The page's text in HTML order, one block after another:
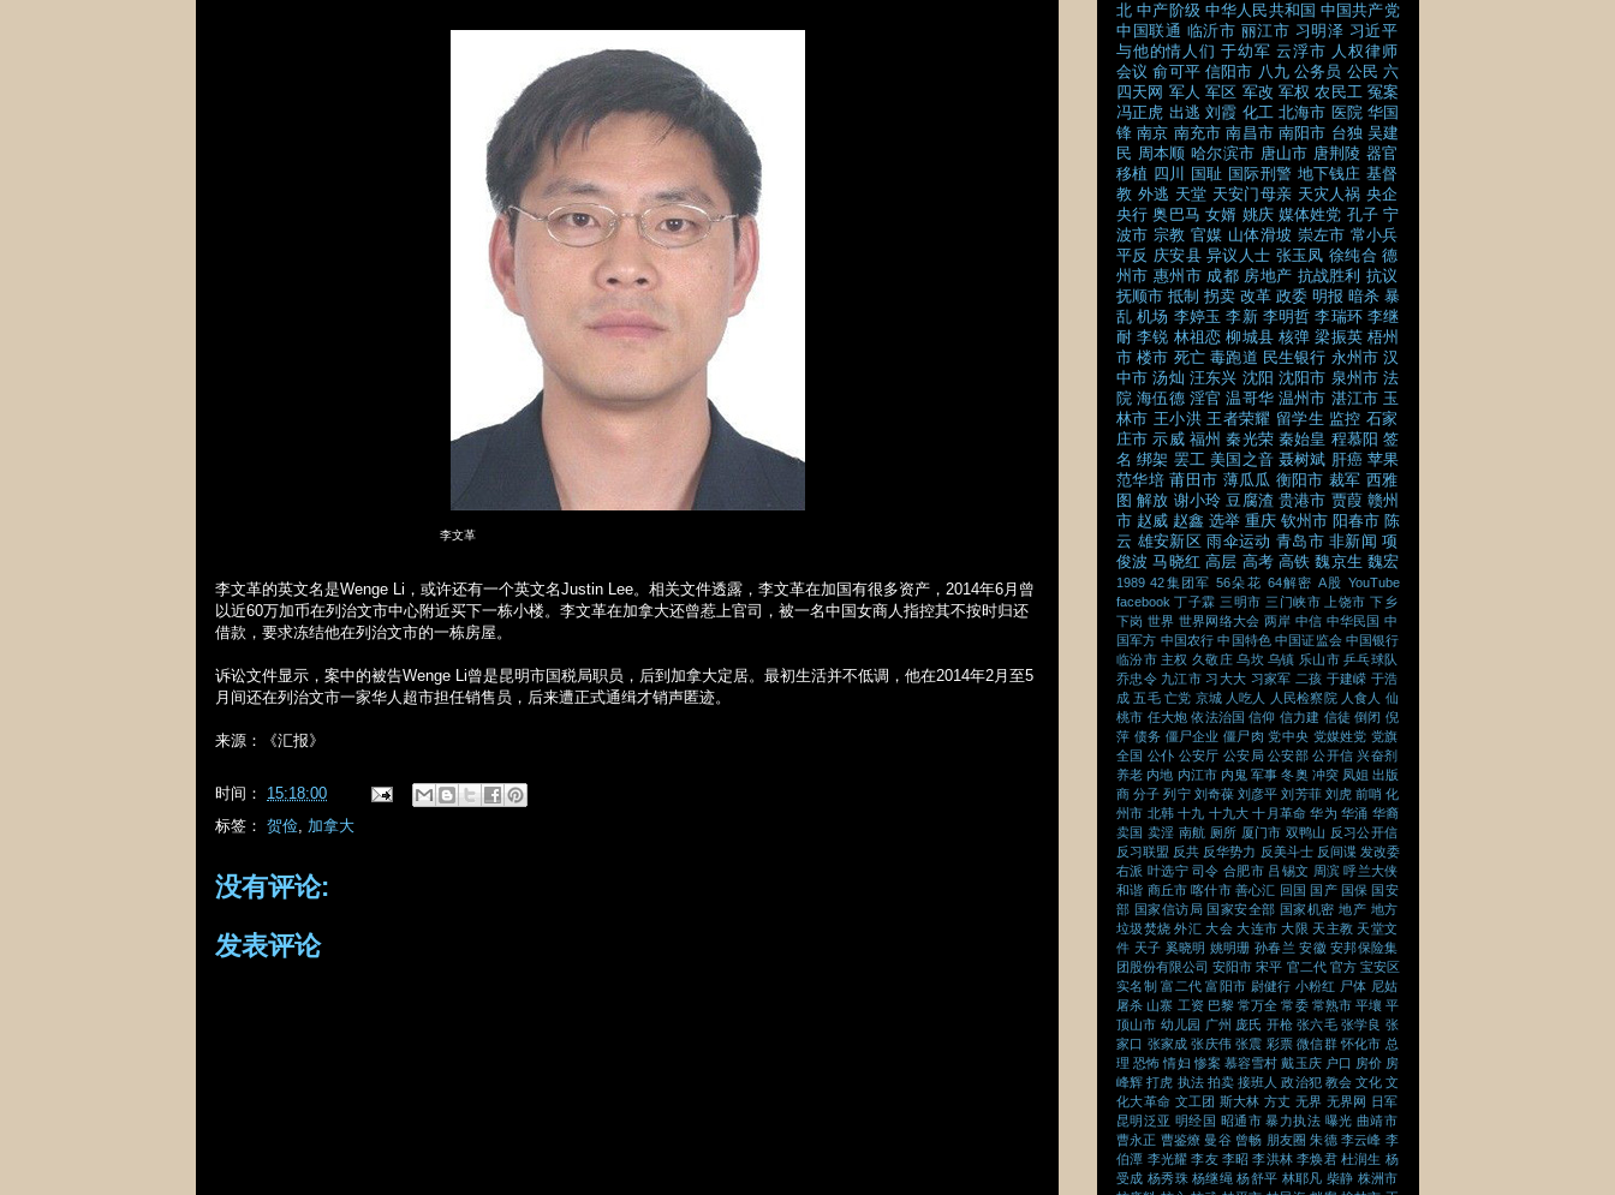
李文革
李文革的英文名是Wenge Li ，或许还有一个英文名Justin Lee。相关文件透露，李文革在加国有很多资产， 2014年6 月曾
以近60万加币在列治文市中心附近买下一栋小楼。李文革在加拿大还曾惹上官司，被一名中国女商人指控其不按时归还
借款，要求冻结他在列治文市的一栋房屋。
诉讼文件显示，案中的被告Wenge Li曾是昆明市国税局职员，后到加拿大定居。最初生活并不低调，他在2014年2 月至5
月间还在列治文市一家华人超市担任销售员，后来遭正式通缉才销声匿迹。
来源：《汇报》
时间： 15:18:00
标签： 贺俭 加拿大
没有评论:
发表评论
北 中产阶级 中华人民共和国 中国共产党
中国联通 临沂市 丽江市 习明泽 习近平
与他的情人们 于幼军 云浮市 人权律师
会议 俞可平 信阳市 八九 公务员 公民 六
四天网 军人 军区 军改 军权 农民工 冤案
冯正虎 出逃 刘霞 化工 北海市 医院 华国
锋 南京 南充市 南昌市 南阳市 台独 吴建
民 周本顺 哈尔滨市 唐山市 唐荆陵 器官
移植 四川 国耻 国际刑警 地下钱庄 基督
教 外逃 天堂 天安门母亲 天灾人祸 央企
央行 奥巴马 女婿 姚庆 媒体姓党 孔子 宁
波市 宗教 官媒 山体滑坡 崇左市 常小兵
平反 庆安县 异议人士 张玉凤 徐纯合 德
州市 惠州市 成都 房地产 抗战胜利 抗议
抚顺市 抵制 拐卖 改革 政委 明报 暗杀 暴
乱 机场 李婷玉 李新 李明哲 李瑞环 李继
耐 李锐 林祖恋 柳城县 核弹 梁振英 梧州
市 楼市 死亡 毒跑道 民生银行 永州市 汉
中市 汤灿 汪东兴 沈阳 沈阳市 泉州市 法
院 海伍德 淫官 温哥华 温州市 湛江市 玉
林市 王小洪 王者荣耀 留学生 监控 石家
庄市 示威 福州 秦光荣 秦始皇 程慕阳 签
名 绑架 罢工 美国之音 聂树斌 肝癌 苹果
范华培 莆田市 薄瓜瓜 衡阳市 裁军 西雅
图 解放 谢小玲 豆腐渣 贵港市 贾葭 赣州
市 赵威 赵鑫 选举 重庆 钦州市 阳春市 陈
云 雄安新区 雨伞运动 青岛市 非新闻 项
俊波 马晓红 高层 高考 高铁 魏京生 魏宏
1989 42集团军 56朵花 64解密 A股 YouTube
facebook 丁子霖 三明市 三门峡市 上饶市 下乡
下岗 世界 世界网络大会 两岸 中信 中华民国 中
国军方 中国农行 中国特色 中国证监会 中国银行
临汾市 主权 久敬庄 乌坎 乌镇 乐山市 乒乓球队
乔忠令 九江市 习大大 习家军 二孩 于建嵘 于浩
成 五毛 亡党 京城 人吃人 人民检察院 人食人 仙
桃市 任大炮 依法治国 信仰 信力建 信徒 倒闭 倪
萍 债务 僵尸企业 僵尸肉 党中央 党媒姓党 党旗
全国 公仆 公安厅 公安局 公安部 公开信 兴奋剂
养老 内地 内江市 内鬼 军事 冬奥 冲突 凤姐 出版
商 分子 列宁 刘奇葆 刘彦平 刘芳菲 刘虎 前哨 化
州市 北韩 十九 十九大 十月革命 华为 华涌 华裔
卖国 卖淫 南航 厕所 厦门市 双鸭山 反习公开信
反习联盟 反共 反华势力 反美斗士 反间谍 发改委
右派 叶选宁 司令 合肥市 吕锡文 周滨 呼兰大侠
和谐 商丘市 喀什市 善心汇 回国 国产 国保 国安
部 国家信访局 国家安全部 国家机密 地产 地方
垃圾焚烧 外汇 大会 大连市 大限 天主教 天堂文
件 天子 奚晓明 姚明珊 孙春兰 安徽 安邦保险集
团股份有限公司 安阳市 宋平 官二代 官方 宝安区
实名制 富二代 富阳市 尉健行 小粉红 尸体 尼姑
屠杀 山寨 工资 巴黎 常万全 常委 常熟市 平壤 平
顶山市 幼儿园 广州 庞氏 开枪 张六毛 张学良 张
家口 张家成 张庆伟 张震 彩票 微信群 怀化市 总
理 恐怖 情妇 惨案 慕容雪村 戴玉庆 户口 房价 房
峰辉 打虎 执法 拍卖 接班人 政治犯 教会 文化 文
化大革命 文工团 斯大林 方丈 无界 无界网 日军
昆明泛亚 明经国 昭通市 暴力执法 曝光 曲靖市
曹永正 曹鉴燎 曼谷 曾畅 朋友圈 朱德 李云峰 李
伯潭 李光耀 李友 李昭 李洪林 李焕君 杜润生 杨
受成 杨秀珠 杨继绳 杨舒平 林耶凡 柴静 株洲市